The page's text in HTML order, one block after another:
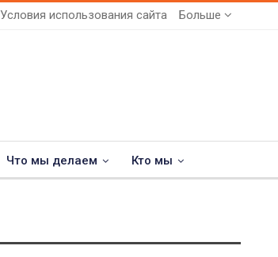
Условия использования сайта Больше
Что мы делаем Кто мы